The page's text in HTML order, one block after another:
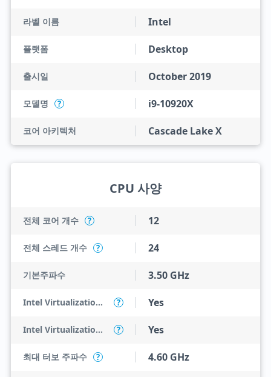
라벨 이름 Intel
플랫폼 Desktop
출시일 October 2019
모델명 ? i9-10920X
코어 아키텍처 Cascade Lake X
CPU 사양
전체 코어 개수 ? 12
전체 스레드 개수 ? 24
기본주파수 3.50 GHz
Intel Virtualization Technology (VT-x) ? Yes
Intel Virtualization Technology for Directed I/O (VT-d) ? Yes
최대 터보 주파수 ? 4.60 GHz